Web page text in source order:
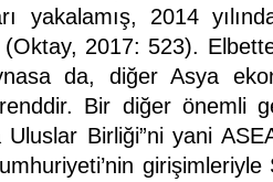
yakalamış, 2014
(Oktay, 2017: 523).
da, diğer Asya
Bir diğer önemli
Birliği”ni yani